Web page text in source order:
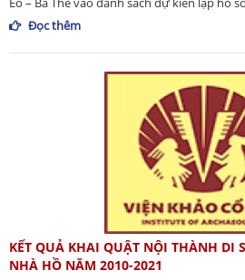
Đọc thêm
KẾT QUẢ KHAI QUẬT NỘI THÀNH DI
NHÀ HỒ NĂM 2010-2021